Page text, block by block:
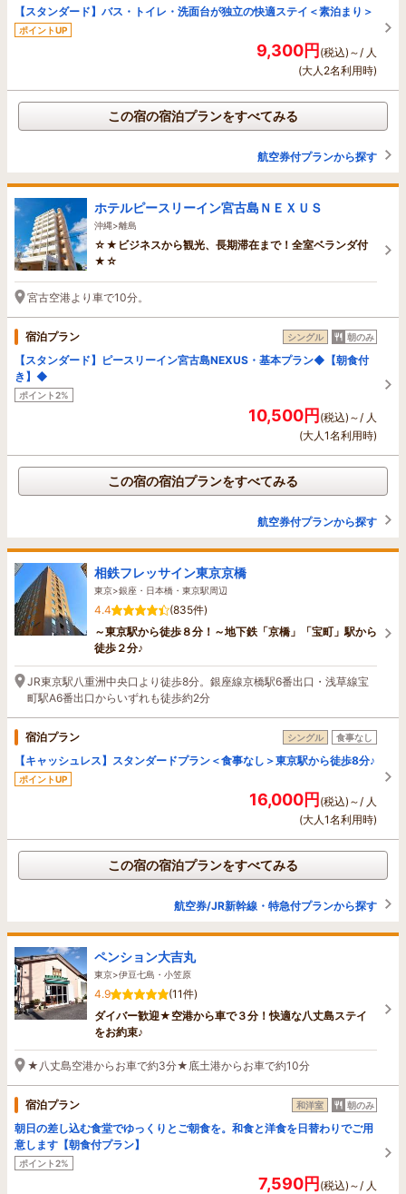
【スタンダード】バス・トイレ・洗面台が独立の快適ステイ＜素泊まり＞
ポイントUP
9,300円(税込)～/ 人
(大人2名利用時)
この宿の宿泊プランをすべてみる
航空券付プランから探す
ホテルピースリーイン宮古島ＮＥＸＵＳ
沖縄>離島
☆★ビジネスから観光、長期滞在まで！全室ベランダ付
★☆
宮古空港より車で10分。
宿泊プラン シングル 朝のみ
【スタンダード】ピースリーイン宮古島NEXUS・基本プラン◆【朝食付
き】◆
ポイント2%
10,500円(税込)～/ 人
(大人1名利用時)
この宿の宿泊プランをすべてみる
航空券付プランから探す
相鉄フレッサイン東京京橋
東京>銀座・日本橋・東京駅周辺
4.4
(835件)
～東京駅から徒歩８分！～地下鉄「京橋」「宝町」駅から
徒歩２分♪
JR東京駅八重洲中央口より徒歩8分。銀座線京橋駅6番出口・浅草線宝
町駅A6番出口からいずれも徒歩約2分
宿泊プラン シングル 食事なし
【キャッシュレス】スタンダードプラン＜食事なし＞東京駅から徒歩8分♪
ポイントUP
16,000円(税込)～/ 人
(大人1名利用時)
この宿の宿泊プランをすべてみる
航空券/JR新幹線・特急付プランから探す
ペンション大吉丸
東京>伊豆七島・小笠原
4.9
(11件)
ダイバー歓迎★空港から車で３分！快適な八丈島ステイ
をお約束♪
★八丈島空港からお車で約3分★底土港からお車で約10分
宿泊プラン 和洋室 朝のみ
朝日の差し込む食堂でゆっくりとご朝食を。和食と洋食を日替わりでご用
意します【朝食付プラン】
ポイント2%
7,590円(税込)～/ 人